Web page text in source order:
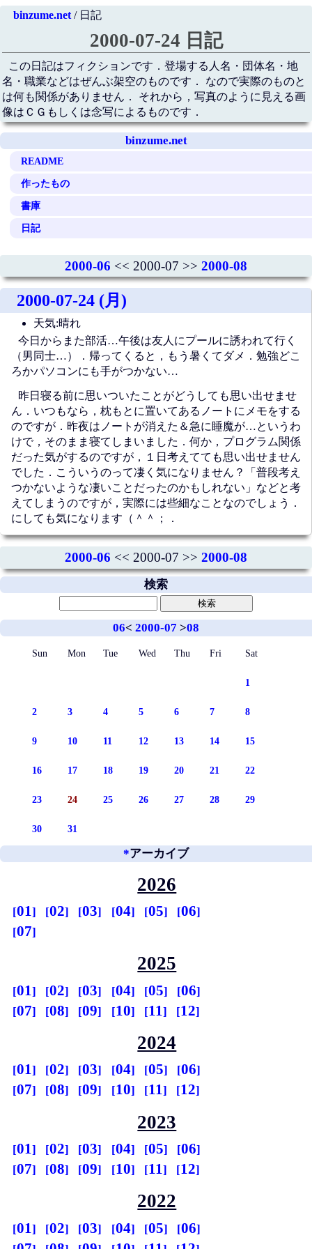
binzume.net/ 日記
2000-07-24 日記
この日記はフィクションです．登場する人名・団体名・地
名・職業などはぜんぶ架空のものです． なので実際のものと
は何も関係がありません． それから，写真のように見える画
像はＣＧもしくは念写によるものです．
binzume.net
README
作ったもの
書庫
日記
2000-06 << 2000-07 >> 2000-08
2000-07-24 (月)
天気:晴れ
今日からまた部活…午後は友人にプールに誘われて行く
（男同士…）．帰ってくると，もう暑くてダメ．勉強どこ
ろかパソコンにも手がつかない…
昨日寝る前に思いついたことがどうしても思い出せませ
ん．いつもなら，枕もとに置いてあるノートにメモをする
のですが．昨夜はノートが消えた＆急に睡魔が…というわ
けで，そのまま寝てしまいました．何か，プログラム関係
だった気がするのですが，１日考えてても思い出せません
でした．こういうのって凄く気になりません？「普段考え
つかないような凄いことだったのかもしれない」などと考
えてしまうのですが，実際には些細なことなのでしょう．
にしても気になります（＾＾；．
2000-06 << 2000-07 >> 2000-08
検索
06< 2000-07 >08
Sun Mon Tue Wed Thu Fri Sat
1
2 3 4 5 6 7 8
9 10 11 12 13 14 15
16 17 18 19 20 21 22
23 24 25 26 27 28 29
30 31
*アーカイブ
2026
01 02 03 04 05
06
07
2025
01 02 03 04 05
06
07
08 09 10 11 12
2024
01 02 03 04 05
06
07
08 09 10 11 12
2023
01 02 03 04 05
06
07
08 09 10 11 12
2022
01 02 03 04 05
06